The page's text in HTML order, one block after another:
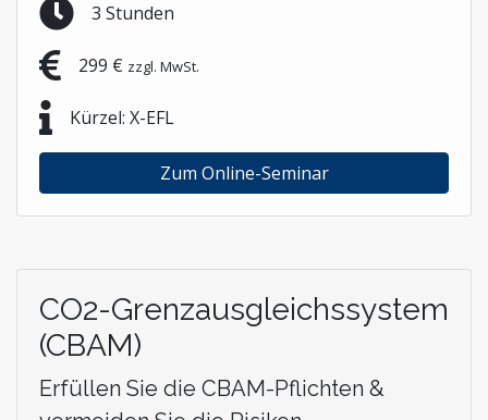
3 Stunden
299 € zzgl. MwSt.
Kürzel: X-EFL
Zum Online-Seminar
CO2-Grenzausgleichssystem
(CBAM)
Erfüllen Sie die CBAM-Pflichten &